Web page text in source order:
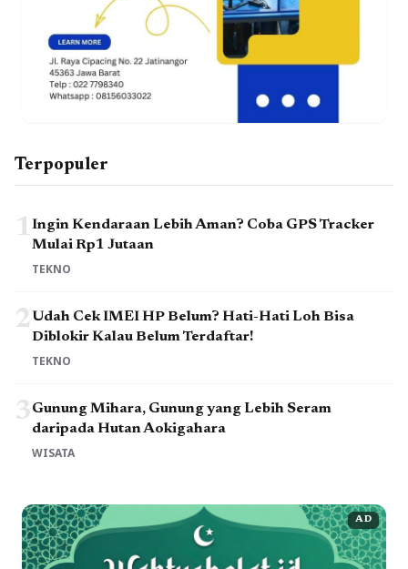
Terpopuler
1Ingin Kendaraan Lebih Aman? Coba GPS Tracker
Mulai Rp1 Jutaan
TEKNO
2Udah Cek IMEI HP Belum? Hati-Hati Loh Bisa
Diblokir Kalau Belum Terdaftar!
TEKNO
3Gunung Mihara, Gunung yang Lebih Seram
daripada Hutan Aokigahara
WISATA
AD